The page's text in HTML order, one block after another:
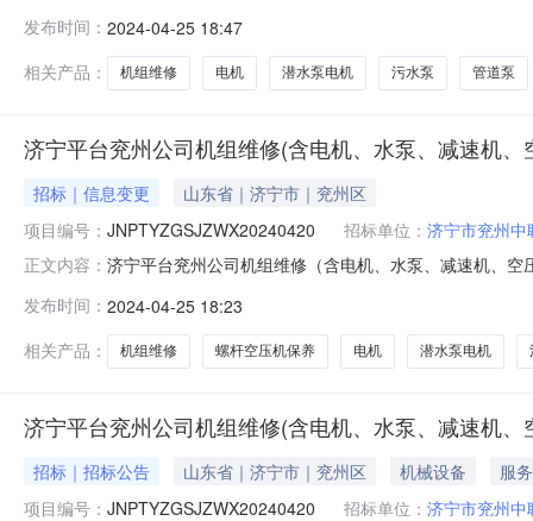
12KW台8更换轴承（哈尔滨）6205及以下套9更换轴承
发布时间： 2024-04-25 18:47
相关产品：
机组维修 电机 潜水泵电机 污水泵 管道泵
济宁平台兖州公司机组维修(含电机、水泵、减速机、
招标｜信息变更
山东省｜济宁市｜兖州区
项目编号： JNPTYZGSJZWX20240420 招标单位： 济宁市兖州
正文内容： 济宁平台兖州公司机组维修（含电机、水泵、减速机、
机、滚筒、减速机维修保养设备安装维修资质2、有近两
需方生产部门对本项目
发布时间： 2024-04-25 18:23
相关产品：
机组维修 螺杆空压机保养 电机 潜水泵电机
济宁平台兖州公司机组维修(含电机、水泵、减速机、
招标｜招标公告 山东省｜济宁市｜兖州区 机械设备
服务
项目编号： JNPTYZGSJZWX20240420 招标单位： 济宁市兖州